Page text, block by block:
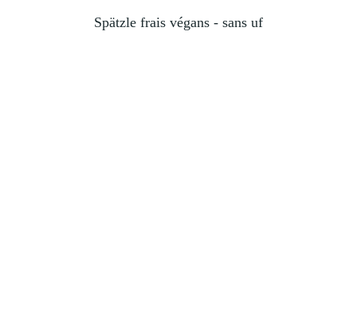
Spätzle frais végans - sans uf